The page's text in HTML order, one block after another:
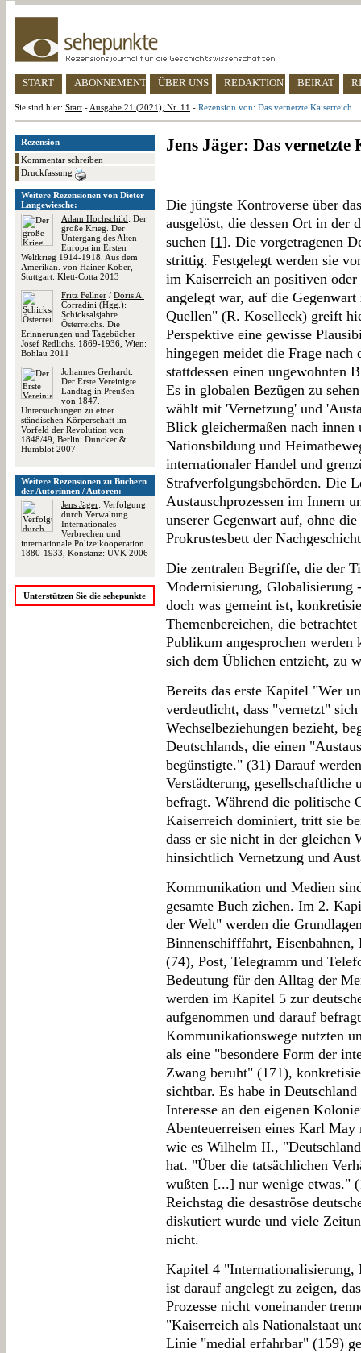
START ABONNEMENT ÜBER UNS REDAKTION BEIRAT
Sie sind hier: Start - Ausgabe 21 (2021), Nr. 11 - Rezension von: Das vernetzte Kaiserreich
Rezension
Kommentar schreiben
Druckfassung
Weitere Rezensionen von Dieter
Langewiesche:
Adam Hochschild: Der
große Krieg. Der
Untergang des Alten
Europa im Ersten
Weltkrieg 1914-1918. Aus dem
Amerikan. von Hainer Kober,
Stuttgart: Klett-Cotta 2013
Fritz Fellner / Doris A.
Corradini (Hgg.):
Schicksalsjahre
Österreichs. Die
Erinnerungen und Tagebücher
Josef Redlichs. 1869-1936, Wien:
Böhlau 2011
Johannes Gerhardt:
Der Erste Vereinigte
Landtag in Preußen
von 1847.
Untersuchungen zu einer
ständischen Körperschaft im
Vorfeld der Revolution von
1848/49, Berlin: Duncker &
Humblot 2007
Weitere Rezensionen zu Büchern
der Autorinnen / Autoren:
Jens Jäger: Verfolgung
durch Verwaltung.
Internationales
Verbrechen und
internationale Polizeikooperation
1880-1933, Konstanz: UVK 2006
Unterstützen Sie die sehepunkte
Jens Jäger: Das vernetzte
Die jüngste Kontroverse über
ausgelöst, die dessen Ort in der
suchen [1]. Die vorgetragenen
strittig. Festgelegt werden sie
im Kaiserreich an positiven
angelegt war, auf die
Quellen" (R. Koselleck) greift
Perspektive eine gewisse
hingegen meidet die Frage
stattdessen einen ungewohnten
Es in globalen Bezügen zu
wählt mit 'Vernetzung' und
Blick gleichermaßen nach innen
Nationsbildung und
internationaler Handel und
Strafverfolgungsbehörden. Die
Austauschprozessen im Innern
unserer Gegenwart auf, ohne
Prokrustesbett der
Die zentralen Begriffe, die der
Modernisierung, Globalisierung
doch was gemeint ist,
Themenbereichen, die
Publikum angesprochen werden
sich dem Üblichen entzieht, zu
Bereits das erste Kapitel "Wer
verdeutlicht, dass "vernetzt"
Wechselbeziehungen bezieht,
Deutschlands, die einen
begünstigte." (31) Darauf
Verstädterung,
befragt. Während die politische
Kaiserreich dominiert, tritt sie
dass er sie nicht in der gleichen
hinsichtlich Vernetzung und
Kommunikation und Medien
gesamte Buch ziehen. Im 2.
der Welt" werden die
Binnenschifffahrt, Eisenbahnen,
(74), Post, Telegramm und
Bedeutung für den Alltag der
werden im Kapitel 5 zur
aufgenommen und darauf
Kommunikationswege nutzten
als eine "besondere Form der
Zwang beruht" (171),
sichtbar. Es habe in
Interesse an den eigenen
Abenteuerreisen eines Karl May
wie es Wilhelm II.,
hat. "Über die tatsächlichen
wußten [...] nur wenige etwas."
Reichstag die desaströse
diskutiert wurde und viele
nicht.
Kapitel 4 "Internationalisierung,
ist darauf angelegt zu zeigen,
Prozesse nicht voneinander
"Kaiserreich als Nationalstaat
Linie "medial erfahrbar" (159)